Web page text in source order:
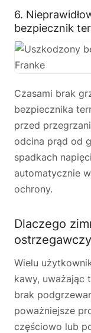
6.
bezpiecznik
Czasami brak
bezpiecznika
przed
odcina prąd od
spadkach
automatycznie
ochrony.
Dlaczego
Wielu
kawy, uważając
brak
poważniejsze
częściowo lub